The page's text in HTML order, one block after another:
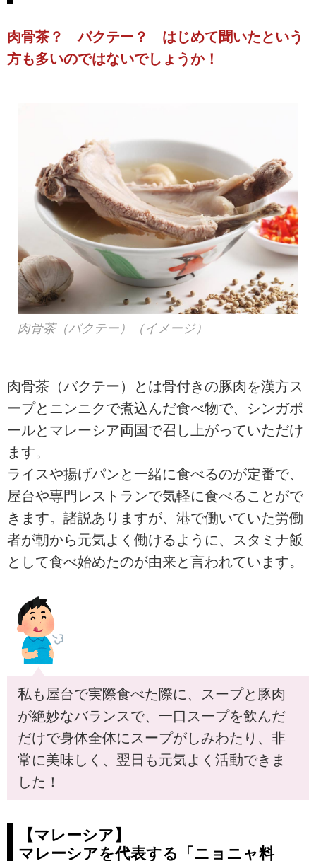
肉骨茶？ バクテー？ はじめて聞いたという
方も多いのではないでしょうか！
肉骨茶（バクテー）（イメージ）
肉骨茶（バクテー）とは骨付きの豚肉を漢方ス
ープとニンニクで煮込んだ食べ物で、シンガポ
ールとマレーシア両国で召し上がっていただけ
ます。
ライスや揚げパンと一緒に食べるのが定番で、
屋台や専門レストランで気軽に食べることがで
きます。諸説ありますが、港で働いていた労働
者が朝から元気よく働けるように、スタミナ飯
として食べ始めたのが由来と言われています。
私も屋台で実際食べた際に、スープと豚肉
が絶妙なバランスで、一口スープを飲んだ
だけで身体全体にスープがしみわたり、非
常に美味しく、翌日も元気よく活動できま
した！
【マレーシア】
マレーシアを代表する「ニョニャ料